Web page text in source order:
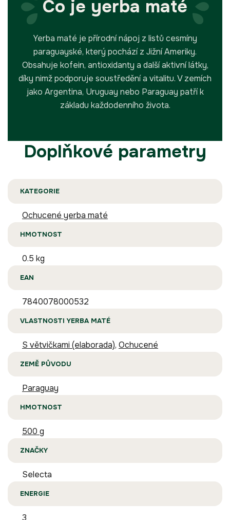
Co je yerba maté
Yerba maté je přírodní nápoj z listů cesmíny
paraguayské, který pochází z Jižní Ameriky.
Obsahuje kofein, antioxidanty a další aktivní látky,
díky nimž podporuje soustředění a vitalitu. V zemích
jako Argentina, Uruguay nebo Paraguay patří k
základu každodenního života.
Doplňkové parametry
KATEGORIE
Ochucené yerba maté
HMOTNOST
0.5 kg
EAN
7840078000532
VLASTNOSTI YERBA MATÉ
S větvičkami (elaborada), Ochucené
ZEMĚ PŮVODU
Paraguay
HMOTNOST
500 g
ZNAČKY
Selecta
ENERGIE